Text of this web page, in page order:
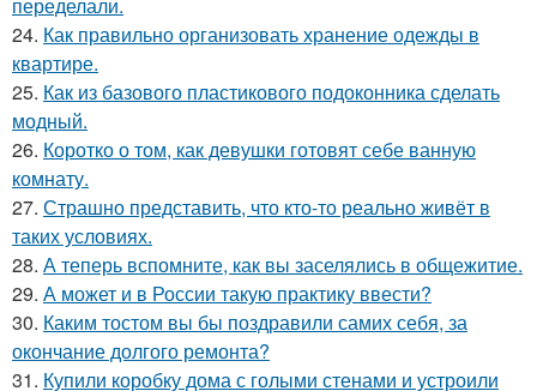
24. Как правильно организовать хранение одежды в
квартире.
25. Как из базового пластикового подоконника сделать
модный.
26. Коротко о том, как девушки готовят себе ванную
комнату.
27. Страшно представить, что кто-то реально живёт в
таких условиях.
28. А теперь вспомните, как вы заселялись в общежитие.
29. А может и в России такую практику ввести?
30. Каким тостом вы бы поздравили самих себя, за
окончание долгого ремонта?
31. Купили коробку дома с голыми стенами и устроили